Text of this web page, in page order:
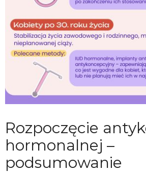
Rozpoczęcie
hormonalnej –
podsumowanie